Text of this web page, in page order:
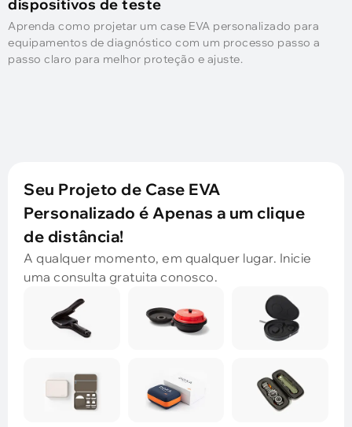
dispositivos de teste
Aprenda como projetar um case EVA personalizado para
equipamentos de diagnóstico com um processo passo a
passo claro para melhor proteção e ajuste.
Seu Projeto de Case EVA
Personalizado é Apenas a um clique
de distância!
A qualquer momento, em qualquer lugar. Inicie
uma consulta gratuita conosco.